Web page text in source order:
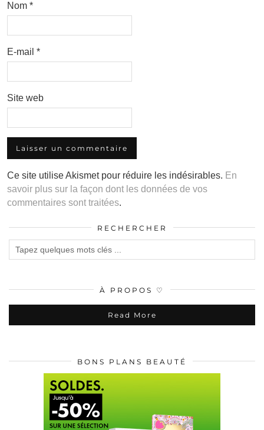
Nom *
E-mail *
Site web
Ce site utilise Akismet pour réduire les indésirables. En
savoir plus sur la façon dont les données de vos
commentaires sont traitées.
RECHERCHER
À PROPOS ♡
Read More
BONS PLANS BEAUTÉ